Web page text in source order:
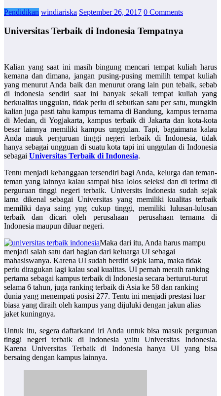
Pendidikan windiariska September 26, 2017 0 Comments
Universitas Terbaik di Indonesia Tempatnya
Kalian yang saat ini masih bingung mencari tempat kuliah harus
kemana dan dimana, jangan pusing-pusing memilih tempat kuliah
yang menurut Anda baik dan menurut orang lain pun tebaik, sebab
di indonesia sendiri saat ini banyak sekali tempat kuliah yang
berkualitas unggulan, tidak perlu di sebutkan satu per satu, mungkin
kalian juga pasti tahu kampus ternama di Bandung, kampus ternama
di Medan, di Yogjakarta, kampus terbaik di Jakarta dan kota-kota
besar lainnya memiliki kampus unggulan. Tapi, bagaimana kalau
Anda mauk perguruan tinggi negeri terbaik di Indonesia, tidak
hanya sebagai ungguan di suatu kota tapi ini unggulan di Indonesia
sebagai Universitas Terbaik di Indonesia.
Tentu menjadi kebanggaan tersendiri bagi Anda, kelurga dan teman-
teman yang lainnya kalau sampai bisa lolos seleksi dan di terima di
perguruan tinggi negeri terbaik. Universits Indonesia sudah sejak
lama dikenal sebagai Universitas yang memiliki kualitas terbaik
memiliki daya saing yng cukup tinggi, memiliki lulusan-lulusan
terbaik dan dicari oleh perusahaan –perusahaan ternama di
Indonesia maupun diluar negeri.
Maka dari itu, Anda harus mampu
menjadi salah satu dari bagian dari keluarga UI sebagai
mahasiswanya. Karena UI sudah berdiri sejak lama, maka tidak
perlu diragukan lagi kalau soal kualitas. UI pernah meraih ranking
pertama sebagai kampus terbaik di Indonesia secara berturut-turut
selama 6 tahun, juga ranking terbaik di Asia ke 58 dan ranking
dunia yang menempati posisi 277. Tentu ini menjadi prestasi luar
biasa yang diraih oleh kampus yang dijuluki dengan jakun alias
jaket kuningnya.
Untuk itu, segera daftarkand iri Anda untuk bisa masuk perguruan
tinggi negeri terbaik di Indonesia yaitu Universitas Indonesia.
KarenaUniversitas Terbaik di Indonesia hanya UI yang bisa
bersaing dengan kampus lainnya.